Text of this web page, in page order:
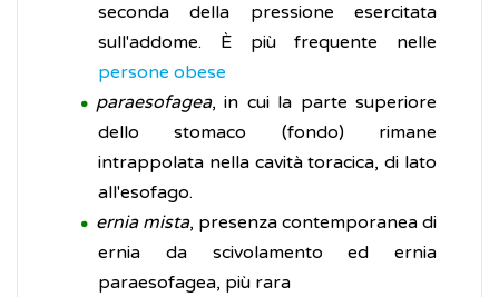
seconda della pressione esercitata
sull'addome. È più frequente nelle
persone obese
paraesofagea, in cui la parte superiore
dello stomaco (fondo) rimane
intrappolata nella cavità toracica, di lato
all'esofago.
ernia mista, presenza contemporanea di
ernia da scivolamento ed ernia
paraesofagea, più rara